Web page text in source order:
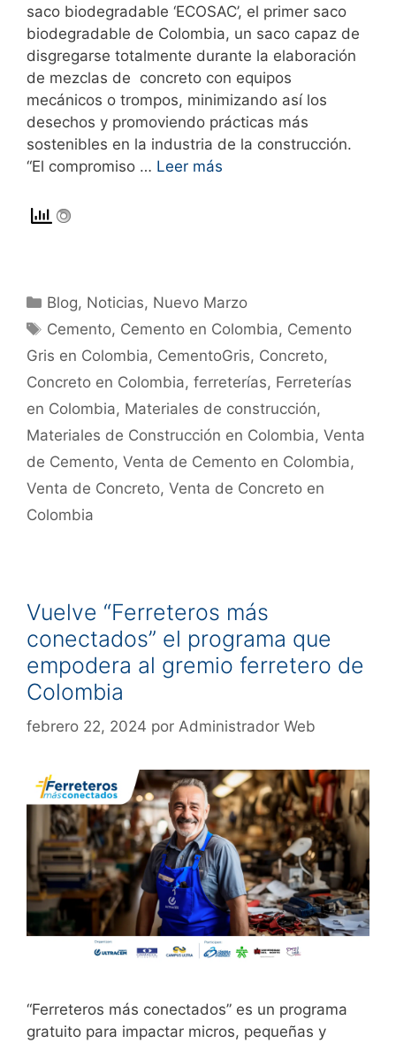
saco biodegradable ‘ECOSAC’, el primer saco
biodegradable de Colombia, un saco capaz de
disgregarse totalmente durante la elaboración
de mezclas de concreto con equipos
mecánicos o trompos, minimizando así los
desechos y promoviendo prácticas más
sostenibles en la industria de la construcción.
“El compromiso … Leer más
Blog, Noticias, Nuevo Marzo
Cemento, Cemento en Colombia, Cemento
Gris en Colombia, CementoGris, Concreto,
Concreto en Colombia, ferreterías, Ferreterías
en Colombia, Materiales de construcción,
Materiales de Construcción en Colombia, Venta
de Cemento, Venta de Cemento en Colombia,
Venta de Concreto, Venta de Concreto en
Colombia
Vuelve “Ferreteros más
conectados” el programa que
empodera al gremio ferretero de
Colombia
febrero 22, 2024 por Administrador Web
“Ferreteros más conectados” es un programa
gratuito para impactar micros, pequeñas y